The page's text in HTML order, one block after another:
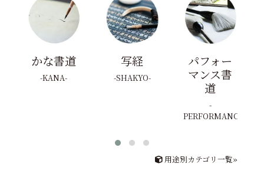
かな書道
KANA
写経
SHAKYO
パフォー
マンス書
道
PERFORMANCE
用途別カテゴリ一覧»